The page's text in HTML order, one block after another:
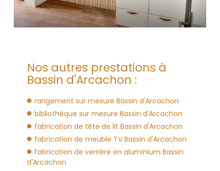
Nos autres prestations à
Bassin d'Arcachon :
rangement sur mesure Bassin d'Arcachon
bibliothèque sur mesure Bassin d'Arcachon
fabrication de tête de lit Bassin d'Arcachon
fabrication de meuble TV Bassin d'Arcachon
fabrication de verrière en aluminium Bassin
d'Arcachon